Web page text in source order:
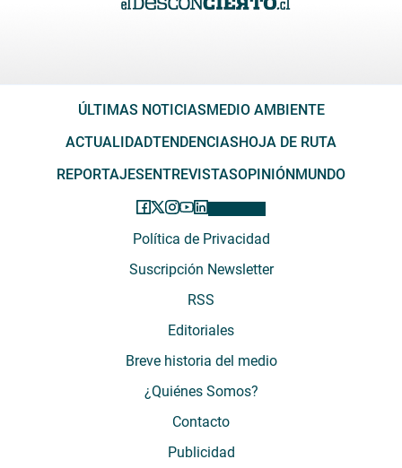
ÚLTIMAS NOTICIAS MEDIO AMBIENTE
ACTUALIDADTENDENCIAS HOJA DE RUTA
REPORTAJES ENTREVISTASOPINIÓN MUNDO
Política de Privacidad
Suscripción Newsletter
RSS
Editoriales
Breve historia del medio
¿Quiénes Somos?
Contacto
Publicidad